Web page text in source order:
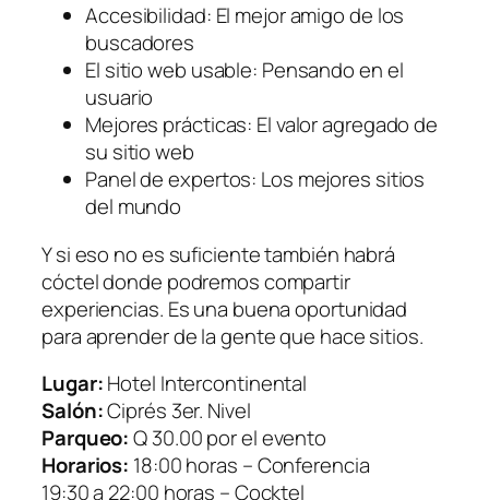
Accesibilidad: El mejor amigo de los
buscadores
El sitio web usable: Pensando en el
usuario
Mejores prácticas: El valor agregado de
su sitio web
Panel de expertos: Los mejores sitios
del mundo
Y si eso no es suficiente también habrá
cóctel donde podremos compartir
experiencias. Es una buena oportunidad
para aprender de la gente que hace sitios.
Lugar:Hotel Intercontinental
Salón:Ciprés 3er. Nivel
Parqueo:Q 30.00 por el evento
Horarios: 18:00 horas – Conferencia
19:30 a 22:00 horas – Cocktel